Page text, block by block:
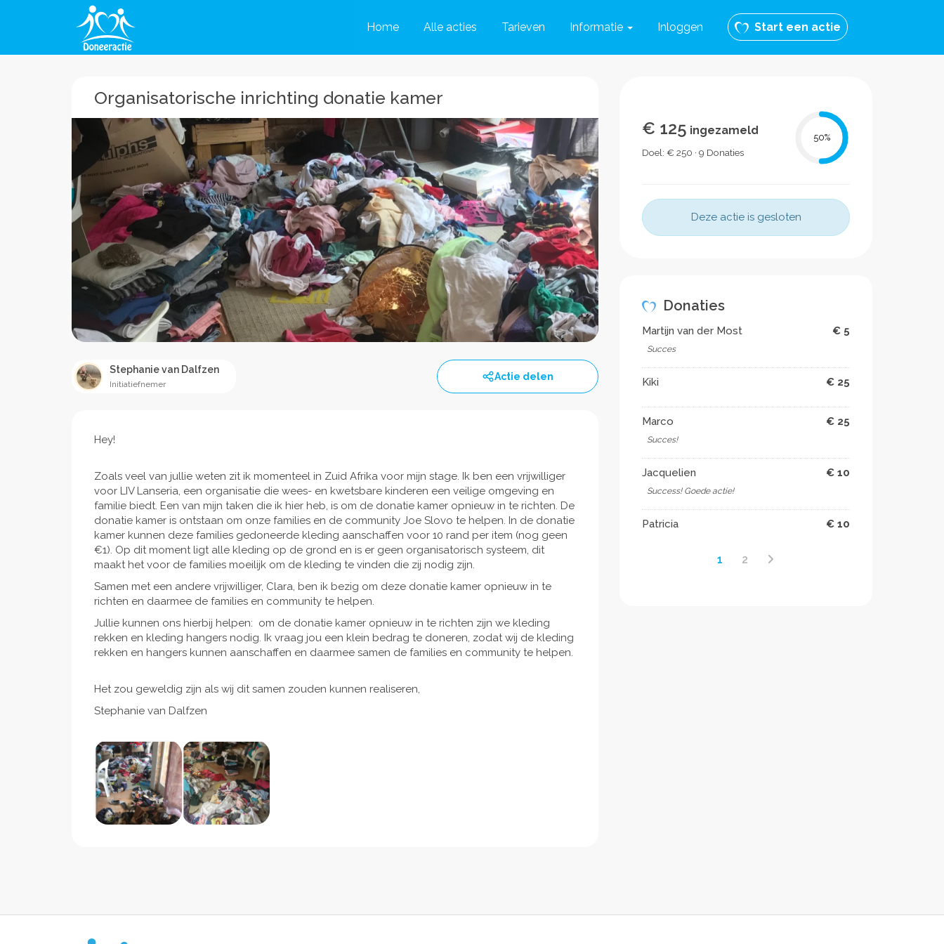
Home Alle acties Tarieven Informatie Inloggen Start een actie
Organisatorische inrichting donatie kamer
Stephanie van Dalfzen
Initiatiefnemer
Actie delen
Hey!
Zoals veel van jullie weten zit ik momenteel in Zuid Afrika voor mijn stage. Ik ben een vrijwilliger
voor LIV Lanseria, een organisatie die wees- en kwetsbare kinderen een veilige omgeving en
familie biedt. Een van mijn taken die ik hier heb, is om de donatie kamer opnieuw in te richten. De
donatie kamer is ontstaan om onze families en de community Joe Slovo te helpen. In de donatie
kamer kunnen deze families gedoneerde kleding aanschaffen voor 10 rand per item (nog geen
€1). Op dit moment ligt alle kleding op de grond en is er geen organisatorisch systeem, dit
maakt het voor de families moeilijk om de kleding te vinden die zij nodig zijn.
Samen met een andere vrijwilliger, Clara, ben ik bezig om deze donatie kamer opnieuw in te
richten en daarmee de families en community te helpen.
Jullie kunnen ons hierbij helpen: om de donatie kamer opnieuw in te richten zijn we kleding
rekken en kleding hangers nodig. Ik vraag jou een klein bedrag te doneren, zodat wij de kleding
rekken en hangers kunnen aanschaffen en daarmee samen de families en community te helpen.
Het zou geweldig zijn als wij dit samen zouden kunnen realiseren,
Stephanie van Dalfzen
€ 125 ingezameld
Doel: € 250 · 9 Donaties
50%
Deze actie is gesloten
Donaties
Martijn van der Most € 5
Succes
Kiki € 25
Marco € 25
Succes!
Jacquelien € 10
Success! Goede actie!
Patricia € 10
1 2